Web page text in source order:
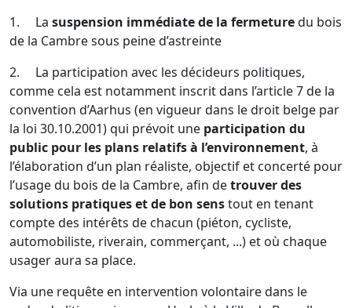
1. La suspension immédiate de la fermeturedu bois
de la Cambre sous peine d’astreinte
2. La participation avec les décideurs politiques,
comme cela est notamment inscrit dans l’article 7 de la
convention d’Aarhus (en vigueur dans le droit belge par
la loi 30.10.2001) qui prévoit une participation du
public pour les plans relatifs à l’environnement, à
l’élaboration d’un plan réaliste, objectif et concerté pour
l’usage du bois de la Cambre, afin detrouver des
solutions pratiques et de bon senstout en tenant
compte des intérêts de chacun (piéton, cycliste,
automobiliste, riverain, commerçant, ...) et où chaque
usager aura sa place.
Via une requête en intervention volontaire dans le